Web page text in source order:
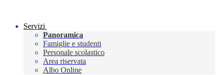
Servizi
Panoramica
Famiglie e studenti
Personale scolastico
Area riservata
Albo Online